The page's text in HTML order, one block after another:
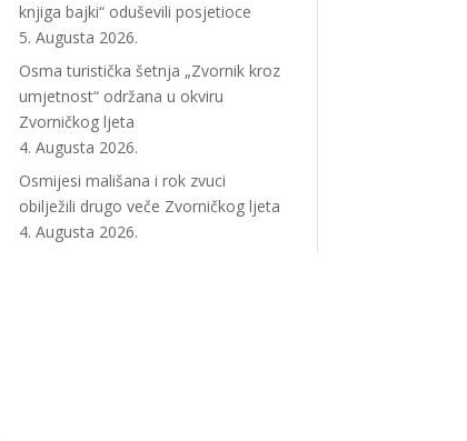
knjiga bajki“ oduševili posjetioce
5. Augusta 2026.
Osma turistička šetnja „Zvornik kroz
umjetnost“ održana u okviru
Zvorničkog ljeta
4. Augusta 2026.
Osmijesi mališana i rok zvuci
obilježili drugo veče Zvorničkog ljeta
4. Augusta 2026.